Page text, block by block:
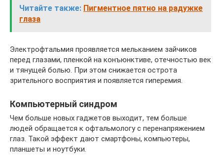
Читайте также: Пигментное пятно на радужке
глаза
Электрофтальмия проявляется мельканием зайчиков
перед глазами, пленкой на конъюнктиве, отечностью век
и тянущей болью. При этом снижается острота
зрительного восприятия и появляется гиперемия.
Компьютерный синдром
Чем больше новых гаджетов выходит, тем больше
людей обращается к офтальмологу с перенапряжением
глаз. Такой эффект дают смартфоны, компьютеры,
планшеты и ноутбуки.